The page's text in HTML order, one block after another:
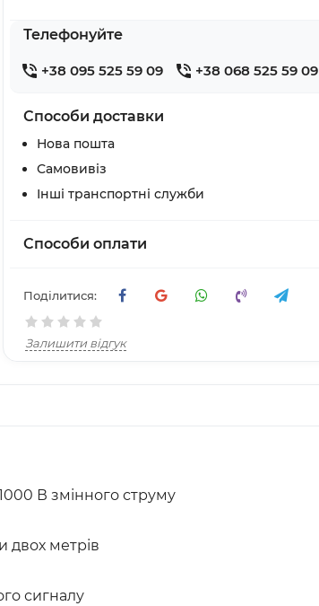
Телефонуйте
+38 095 525 59 09 +38 068 525 59 09
Способи доставки
Нова пошта
Самовивіз
Інші транспортні служби
Способи оплати
Поділитися:
Залишити відгук
В змінного струму
двох метрів
сигналу